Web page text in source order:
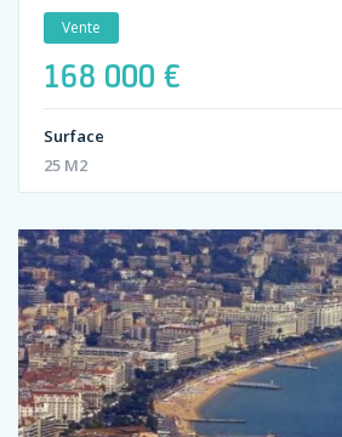
Vente
168 000 €
Surface
25 M2